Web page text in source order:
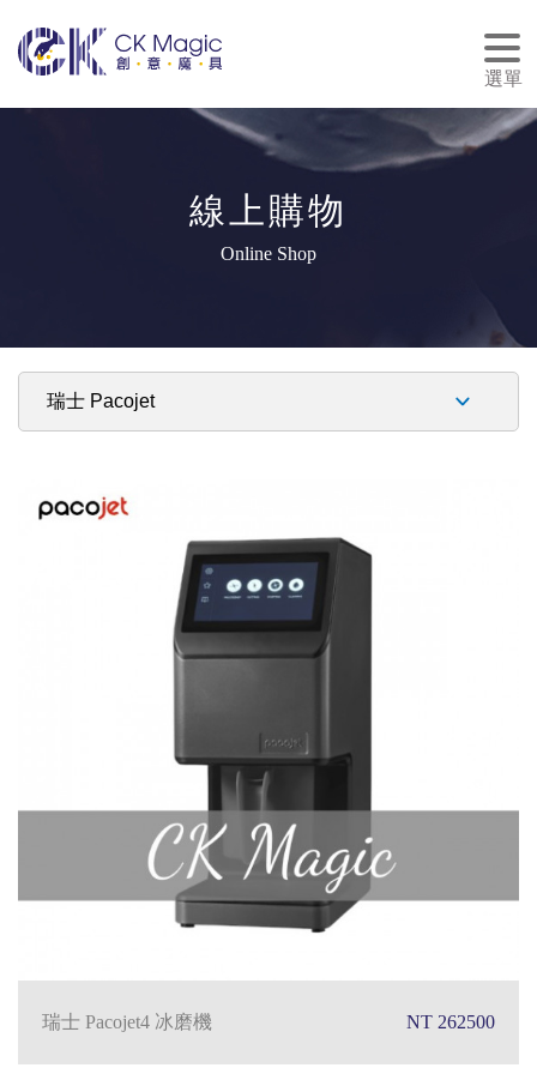
選單
線上購物
Online Shop
瑞士 Pacojet4 冰磨機 NT 262500